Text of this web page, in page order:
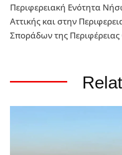
Περιφερειακή Ενότητα
Αττικής και στην
Σποράδων της